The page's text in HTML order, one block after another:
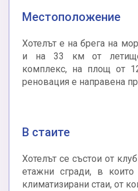
Местоположение
Хотелът е на брега на
и на 33 км от летище
комплекс, на площ от
реновация е направена
В стаите
Хотелът се състои от
етажни сгради, в
климатизирани стаи, от